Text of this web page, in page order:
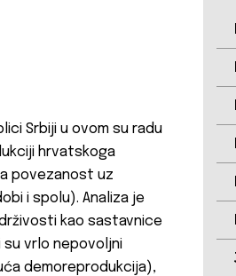
Srbiji u ovom su radu
hrvatskoga
povezanost uz
i spolu). Analiza je
kao sastavnice
vrlo nepovoljni
demoreprodukcija),